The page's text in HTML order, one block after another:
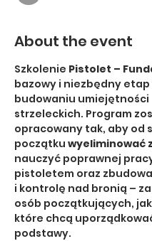
About the event
Szkolenie Pistolet –
bazowy i niezbędny etap
budowaniu umiejętności
strzeleckich. Program
opracowany tak, aby od
początku wyeliminować
nauczyć poprawnej
pistoletem oraz
i kontrolę nad bronią –
osób początkujących,
które chcą
podstawy.